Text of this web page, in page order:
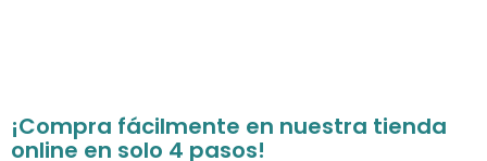
¡Compra fácilmente en nuestra tienda
online en solo 4 pasos!